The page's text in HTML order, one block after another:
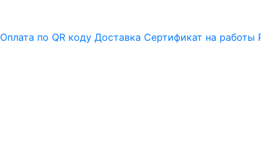
Оплата по QR коду Доставка Сертификат на работы